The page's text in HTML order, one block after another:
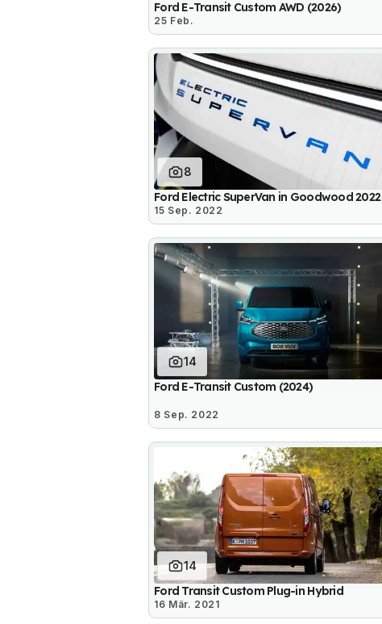
Ford E-Transit Custom AWD (2026)
25 Feb.
8
Ford Electric SuperVan in Goodwood 2022
15 Sep. 2022
14
Ford E-Transit Custom (2024)
8 Sep. 2022
14
Ford Transit Custom Plug-in Hybrid
16 Mär. 2021